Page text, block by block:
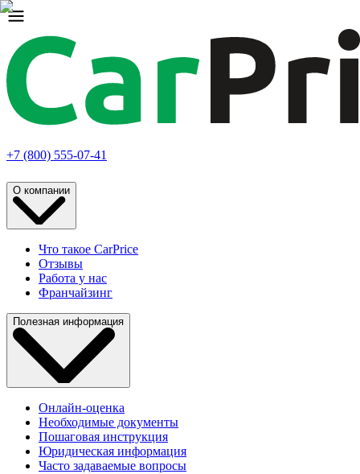
+7 (800) 555-07-41
О компании
Что такое CarPrice
Отзывы
Работа у нас
Франчайзинг
Полезная информация
Онлайн-оценка
Необходимые документы
Пошаговая инструкция
Юридическая информация
Часто задаваемые вопросы